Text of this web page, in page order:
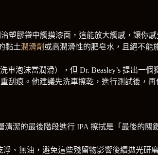
塑膠袋中觸摸漆面，這能放大觸感，讓你
黏土潤滑劑 或高潤滑性的肥皂水，且絕不能
泡沫當潤滑），但 Dr. Beasley’s 提出一
刮痕。他建議先洗車擦乾，進行測試後，
潔的最後階段進行 IPA 擦拭是「最後的關
、無油，避免這些殘留物影響後續拋光研